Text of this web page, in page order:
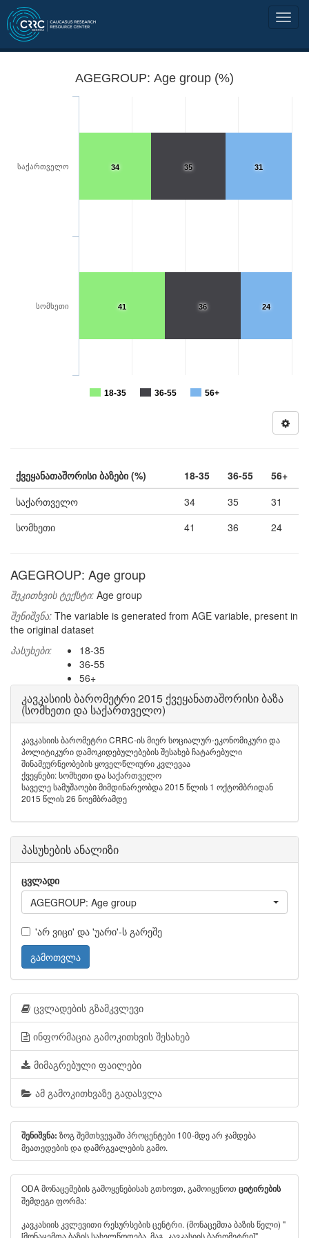
AGEGROUP: Age group (%)
31
24
35
36
34
41
18-35 36-55 56+
საქართველო
სომხეთი
ქვეყანათაშორისი ბაზები (%) 18-35 36-55
56+
საქართველო
34 35
31
სომხეთი
41 36 24
AGEGROUP: Age group
შეკითხვის ტექსტი: Age group
შენიშვნა: The variable is generated from AGE variable, present in
the original dataset
პასუხები:
18-35
36-55
56+
კავკასიის ბარომეტრი 2015 ქვეყანათაშორისი ბაზა
(სომხეთი და საქართველო)
კავკასიის ბარომეტრი CRRC-ის მიერ სოციალურ-ეკონომიკური და
პოლიტიკური დამოკიდებულებების შესახებ ჩატარებული
შინამეურნეობების ყოველწლიური კვლევაა
ქვეყნები: სომხეთი და საქართველო
საველე სამუშაოები მიმდინარეობდა 2015 წლის 1 ოქტომბრიდან
2015 წლის 26 ნოემბრამდე
პასუხების ანალიზი
ცვლადი
AGEGROUP: Age group
'არ ვიცი' და 'უარი'-ს გარეშე
გამოთვლა
ცვლადების გზამკვლევი
ინფორმაცია გამოკითხვის შესახებ
მიმაგრებული ფაილები
ამ გამოკითხვაზე გადასვლა
შენიშვნა: ზოგ შემთხვევაში პროცენტები 100-მდე არ ჯამდება
მეათედების და დამრგვალების გამო.
ODA მონაცემების გამოყენებისას გთხოვთ, გამოიყენოთ ციტირების
შემდეგი ფორმა:
კავკასიის კვლევითი რესურსების ცენტრი. (მონაცემთა ბაზის წელი) "
[მონაცემთა ბაზის სახელწოდება, მაგ. კავკასიის ბარომეტრი]".